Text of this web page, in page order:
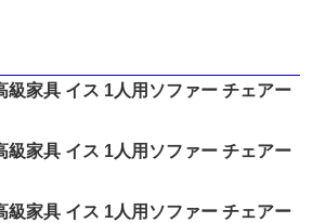
家具 イス 1人用ソファー チェアー
家具 イス 1人用ソファー チェアー
家具 イス 1人用ソファー チェアー